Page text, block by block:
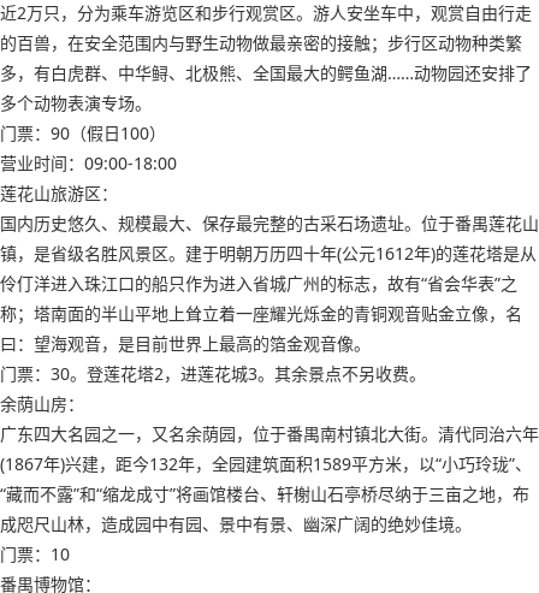
近2万只，分为乘车游览区和步行观赏区。游人安坐车中，观赏自由行走
的百兽，在安全范围内与野生动物做最亲密的接触；步行区动物种类繁
多，有白虎群、中华鲟、北极熊、全国最大的鳄鱼湖……动物园还安排了
多个动物表演专场。
门票：90（假日100）
营业时间：09:00-18:00
莲花山旅游区：
国内历史悠久、规模最大、保存最完整的古采石场遗址。位于番禺莲花山
镇，是省级名胜风景区。建于明朝万历四十年(公元1612年)的莲花塔是从
伶仃洋进入珠江口的船只作为进入省城广州的标志，故有“省会华表”之
称；塔南面的半山平地上耸立着一座耀光烁金的青铜观音贴金立像，名
曰：望海观音，是目前世界上最高的箔金观音像。
门票：30。登莲花塔2，进莲花城3。其余景点不另收费。
余荫山房：
广东四大名园之一，又名余荫园，位于番禺南村镇北大街。清代同治六年
(1867年)兴建，距今132年，全园建筑面积1589平方米，以“小巧玲珑”、
“藏而不露”和“缩龙成寸”将画馆楼台、轩榭山石亭桥尽纳于三亩之地，布
成咫尺山林，造成园中有园、景中有景、幽深广阔的绝妙佳境。
门票：10
番禺博物馆：